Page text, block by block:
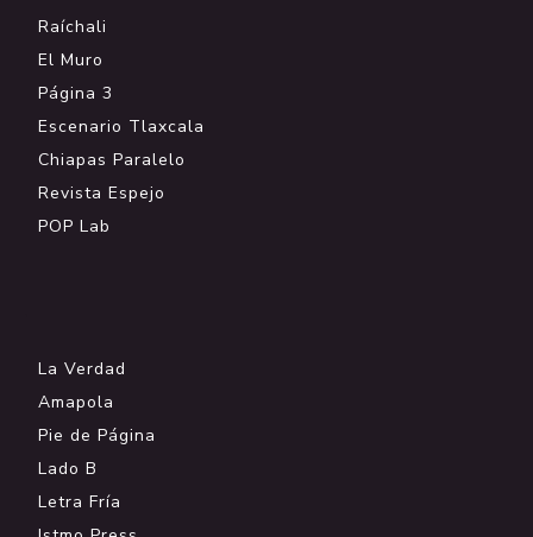
Raíchali
El Muro
Página 3
Escenario Tlaxcala
Chiapas Paralelo
Revista Espejo
POP Lab
La Verdad
Amapola
Pie de Página
Lado B
Letra Fría